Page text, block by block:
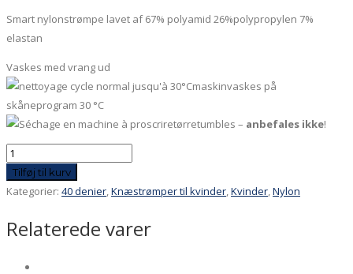
Smart nylonstrømpe lavet af 67% polyamid 26%polypropylen 7%
elastan
Vaskes med vrang ud
maskinvaskes på
skåneprogram 30 °C
tørretumbles – anbefales ikke!
Skærmliljer!
Blå
strømpe
gule
antal
Tilføj til kurv
Kategorier: 40 denier Knæstrømper til kvinder Kvinder Nylon
Relaterede varer